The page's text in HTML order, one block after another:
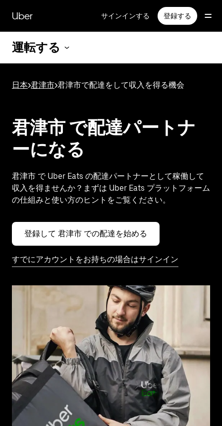
ン
Uber サインインする 登録する
運転する
日本>君津市>君津市で配達をして収入を得る機会
君津市 で配達パートナ
ーになる
君津市 で Uber Eats の配達パートナーとして稼働して
収入を得ませんか？まずは Uber Eats プラットフォーム
の仕組みと使い方のヒントをご覧ください。
登録して 君津市 での配達を始める
すでにアカウントをお持ちの場合はサインイン